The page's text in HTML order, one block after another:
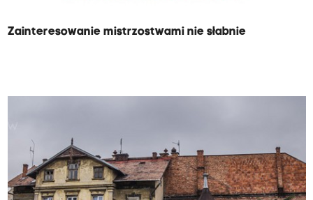
Zainteresowanie mistrzostwami nie słabnie